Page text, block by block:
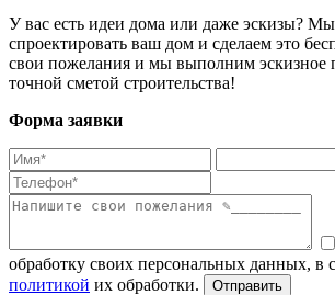
У вас есть идеи дома или даже эскизы?
спроектировать ваш дом и сделаем это
свои пожелания и мы выполним эскизное
точной сметой строительства!
Форма заявки
обработку своих персональных данных, в
политикой их обработки.